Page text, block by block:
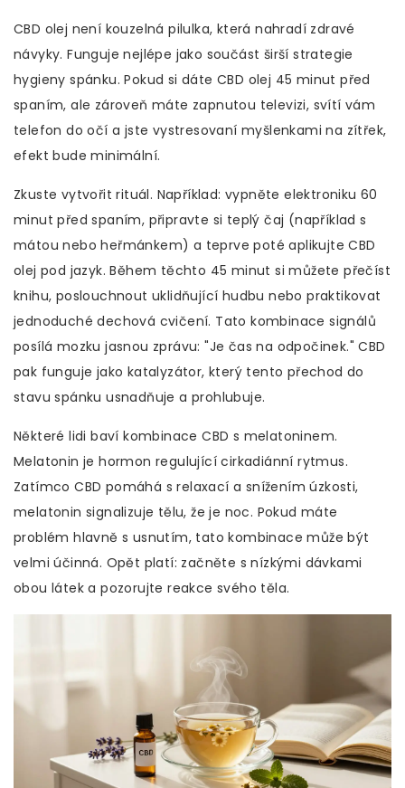
CBD olej není kouzelná pilulka, která nahradí zdravé
návyky. Funguje nejlépe jako součást širší strategie
hygieny spánku. Pokud si dáte CBD olej 45 minut před
spaním, ale zároveň máte zapnutou televizi, svítí vám
telefon do očí a jste vystresovaní myšlenkami na zítřek,
efekt bude minimální.
Zkuste vytvořit rituál. Například: vypněte elektroniku 60
minut před spaním, připravte si teplý čaj (například s
mátou nebo heřmánkem) a teprve poté aplikujte CBD
olej pod jazyk. Během těchto 45 minut si můžete přečíst
knihu, poslouchnout uklidňující hudbu nebo praktikovat
jednoduché dechová cvičení. Tato kombinace signálů
posílá mozku jasnou zprávu: "Je čas na odpočinek." CBD
pak funguje jako katalyzátor, který tento přechod do
stavu spánku usnadňuje a prohlubuje.
Některé lidi baví kombinace CBD s melatoninem.
Melatonin je hormon regulující cirkadiánní rytmus.
Zatímco CBD pomáhá s relaxací a snížením úzkosti,
melatonin signalizuje tělu, že je noc. Pokud máte
problém hlavně s usnutím, tato kombinace může být
velmi účinná. Opět platí: začněte s nízkými dávkami
obou látek a pozorujte reakce svého těla.